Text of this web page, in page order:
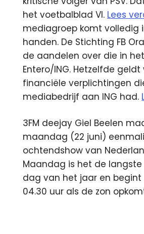
het voetbalblad VI. Lees
mediagroep komt volledig
handen. De Stichting FB
de aandelen over die in
Entero/ING. Hetzelfde geldt
financiële verplichtingen
mediabedrijf aan ING had.
3FM deejay Giel Beelen
maandag (22 juni)
ochtendshow van
Maandag is het de
dag van het jaar en begint
04.30 uur als de zon